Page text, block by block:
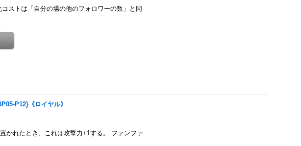
ストは「自分の場の他のフォロワーの数」と同
P12}《ロイヤル》
かれたとき、これは攻撃力+1する。 ファンファ